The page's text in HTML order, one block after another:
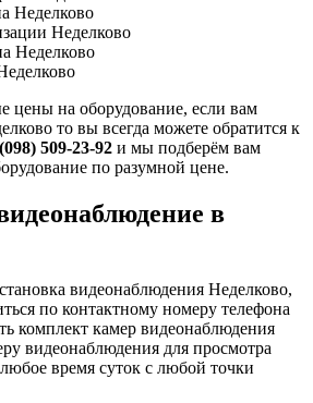
Неделково
Неделково
Неделково
цены на оборудование, если вам
то вы всегда можете обратится к
509-23-92 и мы подберём вам
по разумной цене.
в
видеонаблюдения Неделково,
по контактному номеру телефона
комплект камер видеонаблюдения
видеонаблюдения для просмотра
время суток с любой точки